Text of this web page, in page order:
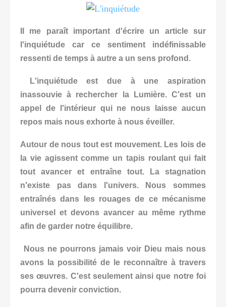
Il me paraît important d'écrire un article sur
l'inquiétude car ce sentiment indéfinissable
ressenti de temps à autre a un sens profond.
L'inquiétude est due à une aspiration
inassouvie à rechercher la Lumière. C'est un
appel de l'intérieur qui ne nous laisse aucun
repos mais nous exhorte à nous éveiller.
Autour de nous tout est mouvement. Les lois de
la vie agissent comme un tapis roulant qui fait
tout avancer et entraîne tout. La stagnation
n'existe pas dans l'univers. Nous sommes
entraînés dans les rouages de ce mécanisme
universel et devons avancer au même rythme
afin de garder notre équilibre.
Nous ne pourrons jamais voir Dieu mais nous
avons la possibilité de le reconnaître à travers
ses œuvres. C'est seulement ainsi que notre foi
pourra devenir conviction.